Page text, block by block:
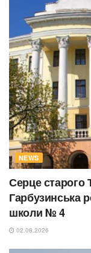
NEWS
Серце старого
Гарбузинська
школи № 4
02.08.2026